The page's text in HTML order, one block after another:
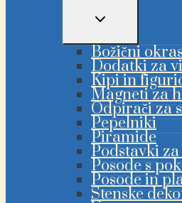
PREKLAPLJANJE
MENIJA
Božični
Dodatki za
Kipi in
Magneti za
Odpirači za
Pepelniki
Piramide
Podstavki
Posode s
Posode in
Stenske